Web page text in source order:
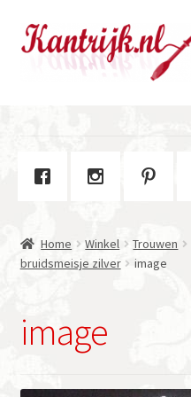
Ga
door
Ga
naar
Contact
Home Winkel Trouwen
bruidsmeisje zilver
image
image